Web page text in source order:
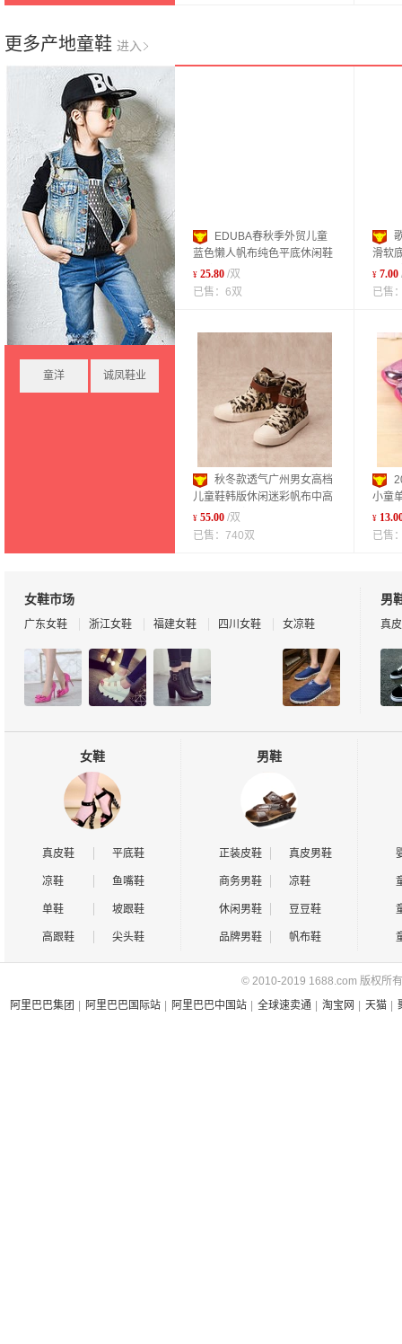
更多产地童鞋 进入
童洋 诚凤鞋业
EDUBA春秋季外贸儿童
蓝色懒人帆布纯色平底休闲鞋
单鞋工厂直发
¥ 25.80 /双
已售：6双
滑软
宝宝
¥ 7.00
已售
秋冬款透气广州男女高档
儿童鞋韩版休闲迷彩帆布中高
帮时尚童鞋
¥ 55.00 /双
已售：740双
小童
运动
¥
已售
女鞋市场
广东女鞋 浙江女鞋 福建女鞋 四川女鞋 女凉鞋
男
真
女鞋
真皮鞋
凉鞋
单鞋
高跟鞋
平底鞋
鱼嘴鞋
坡跟鞋
尖头鞋
男鞋
正装皮鞋
商务男鞋
休闲男鞋
品牌男鞋
真皮男鞋
凉鞋
豆豆鞋
帆布鞋
© 2010-2019 1688.com 版权所有
阿里巴巴集团
阿里巴巴国际站 阿里巴巴中国站 全球速卖通 淘宝网 天猫